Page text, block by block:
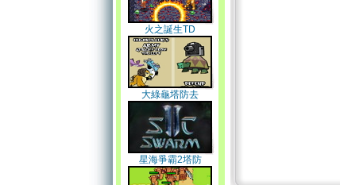
火之誕生TD
大綠龜塔防去
星海爭霸2塔防